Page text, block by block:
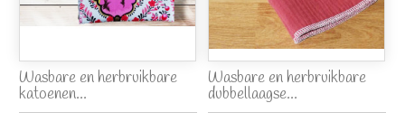
Wasbare en herbruikbare
katoenen...
Wasbare en herbruikbare
dubbellaagse...